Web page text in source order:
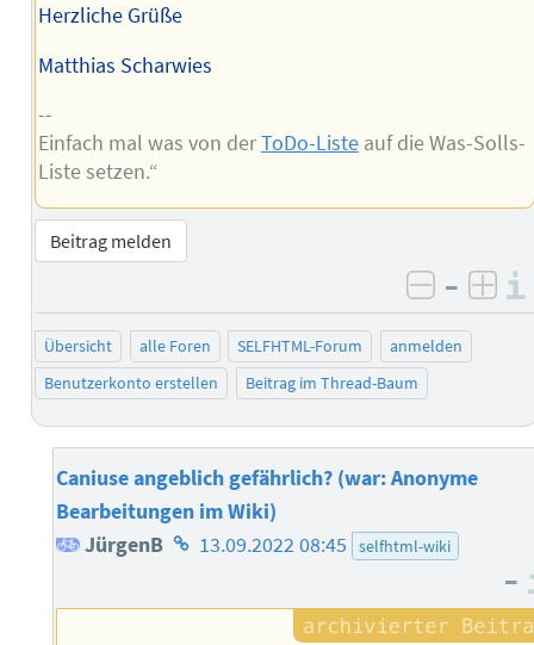
Herzliche Grüße
Matthias Scharwies
--
Einfach mal was von derToDo-Listeauf die Was-Solls-
Liste setzen.“
Beitrag melden
negativ
–
Übersicht alle Foren SELFHTML-Forum
anmelden
Benutzerkonto erstellen
Beitrag im Thread-Baum
Caniuse angeblich gefährlich? (war: Anonyme
Bearbeitungen im Wiki)
JürgenB Homepage
Autors
13.09.2022 08:45 selfhtml-wiki
–